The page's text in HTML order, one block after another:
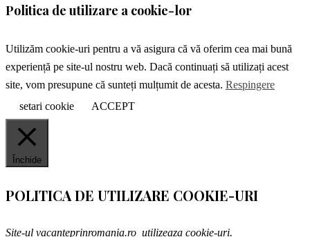
Politica de utilizare a cookie-lor
Utilizăm cookie-uri pentru a vă asigura că vă oferim cea mai bună
experiență pe site-ul nostru web. Dacă continuați să utilizați acest
site, vom presupune că sunteți mulțumit de acesta. Respingere
setari cookie
ACCEPT
Închide
POLITICA DE UTILIZARE COOKIE-URI
Site-ul vacanteprinromania.ro utilizeaza cookie-uri.